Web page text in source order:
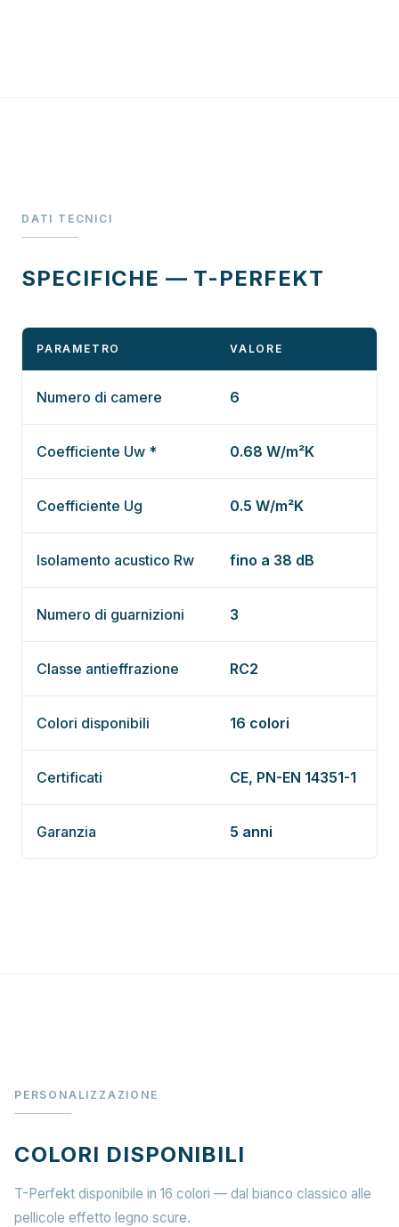
DATI TECNICI
SPECIFICHE — T-PERFEKT
PARAMETRO VALORE
Numero di camere 6
Coefficiente Uw * 0.68 W/m²K
Coefficiente Ug 0.5 W/m²K
Isolamento acustico Rw fino a 38 dB
Numero di guarnizioni 3
Classe antieffrazione RC2
Colori disponibili 16 colori
Certificati CE, PN-EN 14351-1
Garanzia 5 anni
PERSONALIZZAZIONE
COLORI DISPONIBILI
T-Perfekt disponibile in 16 colori — dal bianco classico alle
pellicole effetto legno scure.